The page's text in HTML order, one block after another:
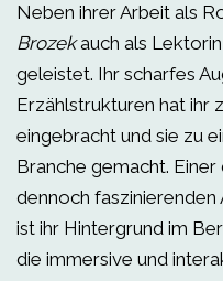
Neben ihrer Arbeit als
Brozekauch als
geleistet. Ihr scharfes
Erzählstrukturen hat ihr
eingebracht und sie zu
Branche gemacht.
dennoch faszinierenden
ist ihr Hintergrund im
die immersive und